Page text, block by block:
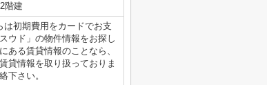
2階建
初期費用をカードでお支
ウド」の物件情報をお探し
ある賃貸情報のことなら、
貸情報を取り扱っておりま
下さい。